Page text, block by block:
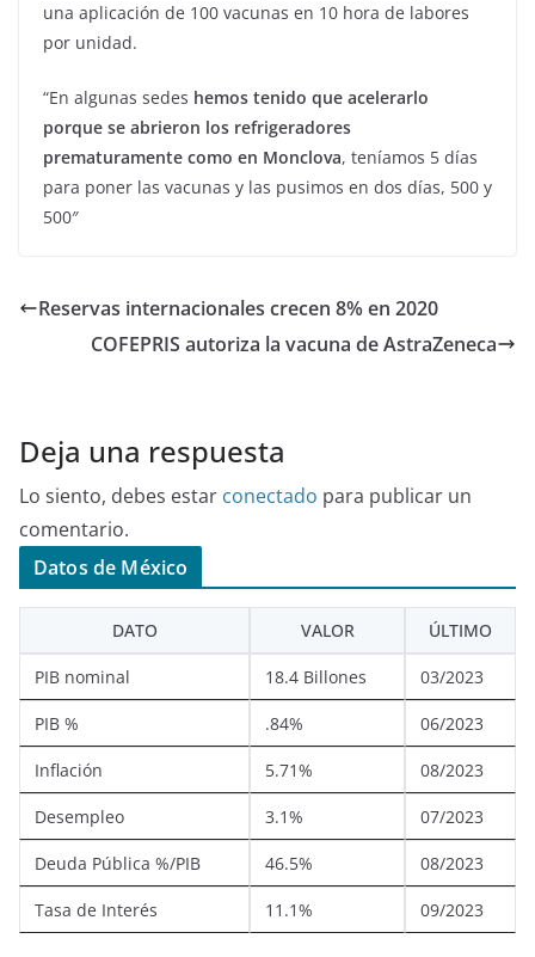
una aplicación de 100 vacunas en 10 hora de labores
por unidad.
“En algunas sedes hemos tenido que acelerarlo
porque se abrieron los refrigeradores
prematuramente como en Monclova, teníamos 5 días
para poner las vacunas y las pusimos en dos días, 500 y
500″
Reservas internacionales crecen 8% en 2020
COFEPRIS autoriza la vacuna de AstraZeneca
Deja una respuesta
Lo siento, debes estar conectado para publicar un
comentario.
Datos de México
DATO VALOR ÚLTIMO
PIB nominal 18.4 Billones 03/2023
PIB % .84% 06/2023
Inflación 5.71% 08/2023
Desempleo 3.1% 07/2023
Deuda Pública %/PIB 46.5% 08/2023
Tasa de Interés 11.1% 09/2023